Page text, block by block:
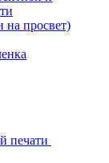
на просвет)
печати